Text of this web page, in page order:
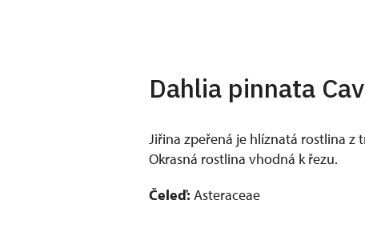
Dahlia pinnata
Jiřina zpeřená je hlíznatá rostlina z
Okrasná rostlina vhodná k řezu.
Čeleď: Asteraceae